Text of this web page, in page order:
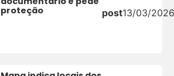
proteção
post13/03/